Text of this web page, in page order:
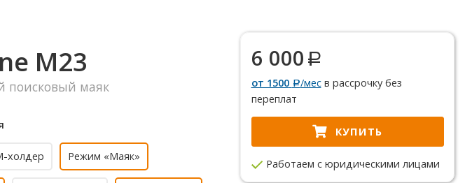
M23
поисковый маяк
холдер Режим «Маяк»
6 000
от 1500 /месв рассрочку без
переплат
КУПИТЬ
Работаем с юридическими лицами